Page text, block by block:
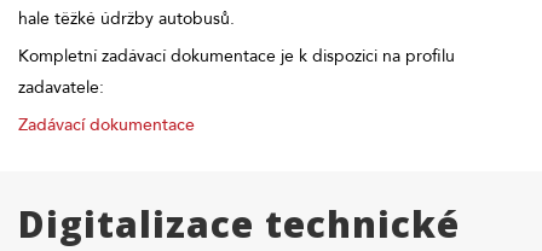
hale těžké údržby autobusů.
Kompletní zadávací dokumentace je k dispozici na profilu
zadavatele:
Zadávací dokumentace
Digitalizace technické